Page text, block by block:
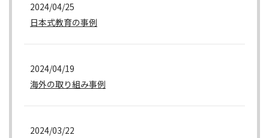
2024/04/25
日本式教育の事例
2024/04/19
海外の取り組み事例
2024/03/22